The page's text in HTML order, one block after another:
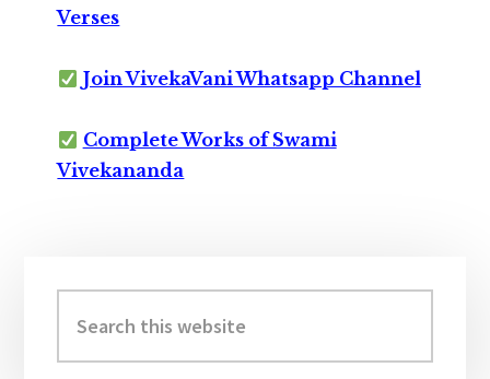
Verses
Join VivekaVani Whatsapp Channel
Complete Works of Swami
Vivekananda
Sidebar
this
website